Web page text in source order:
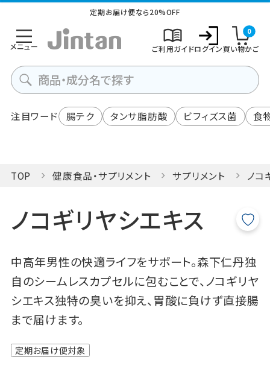
定期お届け便なら20%OFF
メニュー ご利用ガイドログイン
0
買い物かご
注目ワード 腸テク タンサ脂肪酸 ビフィズス菌 食
TOP 健康食品・サプリメント サプリメント ノコ
ノコギリヤシエキス
中高年男性の快適ライフをサポート。森下仁丹独
自のシームレスカプセルに包むことで、ノコギリヤ
シエキス独特の臭いを抑え、胃酸に負けず直接腸
まで届けます。
定期お届け便対象